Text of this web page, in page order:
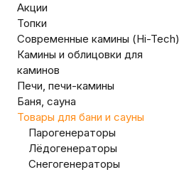
Акции
Топки
Современные камины (Hi-Tech)
Камины и облицовки для
каминов
Печи, печи-камины
Баня, сауна
Товары для бани и сауны
Парогенераторы
Лёдогенераторы
Снегогенераторы